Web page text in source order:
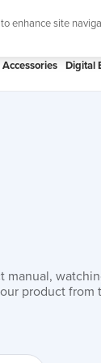
sports
Accessories Digital
manual,
product from
enhance site